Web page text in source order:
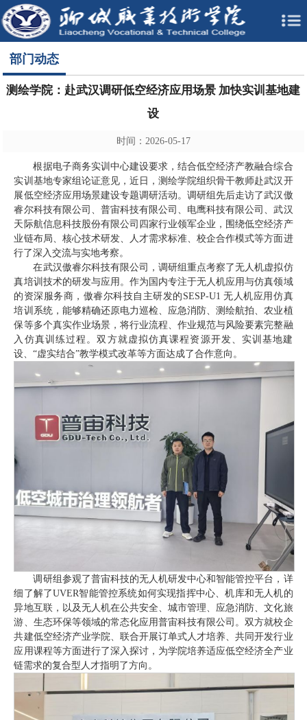
部门动态
测绘学院：赴武汉调研低空经济应用场景 加快实训基地建
设
时间：2026-05-17
根据电子商务实训中心建设要求，结合低空经济产教融合综合
实训基地专家组论证意见，近日，测绘学院组织骨干教师赴武汉开
展低空经济应用场景建设专题调研活动。调研组先后走访了武汉傲
睿尔科技有限公司、普宙科技有限公司、电鹰科技有限公司、武汉
天际航信息科技股份有限公司四家行业领军企业，围绕低空经济产
业链布局、核心技术研发、人才需求标准、校企合作模式等方面进
行了深入交流与实地考察。
在武汉傲睿尔科技有限公司，调研组重点考察了无人机虚拟仿
真培训技术的研发与应用。作为国内专注于无人机应用与仿真领域
的资深服务商，傲睿尔科技自主研发的SESP-U1 无人机应用仿真
培训系统，能够精确还原电力巡检、应急消防、测绘航拍、农业植
保等多个真实作业场景，将行业流程、作业规范与风险要素完整融
入仿真训练过程。双方就虚拟仿真课程资源开发、实训基地建
设、“虚实结合”教学模式改革等方面达成了合作意向。
调研组参观了普宙科技的无人机研发中心和智能管控平台，详
细了解了UVER智能管控系统如何实现指挥中心、机库和无人机的
异地互联，以及无人机在公共安全、城市管理、应急消防、文化旅
游、生态环保等领域的常态化应用普宙科技有限公司。双方就校企
共建低空经济产业学院、联合开展订单式人才培养、共同开发行业
应用课程等方面进行了深入探讨，为学院培养适应低空经济全产业
链需求的复合型人才指明了方向。